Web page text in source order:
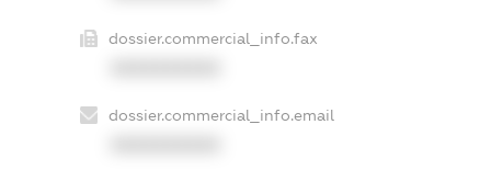
dossier.commercial_info.fax
dossier.commercial_info.email